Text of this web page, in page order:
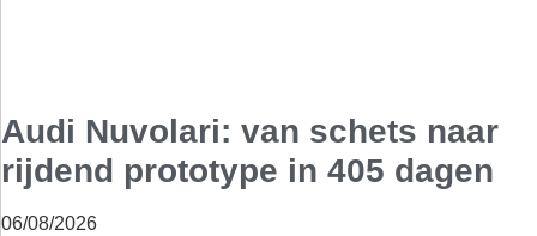
Audi Nuvolari: van schets naar
rijdend prototype in 405 dagen
06/08/2026